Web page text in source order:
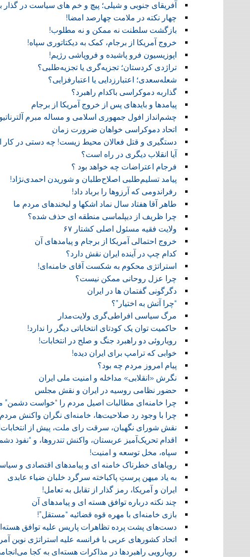
آفریقای جنوبی و شیلی؛ پیچ و خم های سیاست در گذار
چهار نکته در ملامت چهارصد امضا!
بازگشت سلطنت نه ممکن و نه مطلوب!
خروج آمریکا از برجام، کمک به دیکتاتوری سپاه!
اپوزیسیون فرو پاشیده و فروپاشی رژیم!
تراژدی کردستان؛ تجزیه‌گری یا تجزیه‌طلبی؟
شعله‌سعدی؛ اعتبارزدایی یا اعتبارفزایی؟
گذاربه دموکراسی باکدام راهبرد؟
پیامدها و بایدهای پس از خروج آمریکا از برجام
چشم‌انداز افول جمهوری اسلامی و مساله مبرم
اتحاد دموکراسی خواهان ضرورت زمان
دستگیری و قتل فعالان محیط زیست! چه دستی در
آیا انقلاب دیگری در راه است؟
فرجام اعتراضات چه خواهد بود ؟
پیامد تسلیم‌طلبی اصلاح‌طلبان و شوریدن احمدی‌نژاد!
رفراندومی که آرزوها را برباد داد!
طاهر آقا هفتاد سال نماد اشکها و لبخندهای مردم ما
چرا ظریف از دیپلماسی منطقه ای حذف شده؟
ولایت فقیه مسئول اصلی کشتار ۶۷
خروج احتمالی آمریکا از برجام و پیامدهای آن
کدام چپ در آینده ایران نقش دارد؟
استراتژی محکوم به شکست آقای خامنه‌ای!
چرا عزل روحانی ممکن نیست؟
دگرگونی گفتمان ها در ایران
“چرا آتش به اختیار”؟
مرگ سیاسی افراطی‌گری ولایت‌مدار
حاکمیت توان یک کودتای انتخاباتی دیگر را ندارد!
رویاروئی دو راهبرد جنگ و صلح در انتخابات!
خوابی که ترامپ برای ایران دیده!
پیام امروز مردم چه بود؟
نگرش «انقلابی» مداخله و امنیت ملی ایران
حضور نظامی روسیه در ایران و نقش مجلس
چرا خامنه‌ای مطالبات اصیل مردم را “خواست دشمن”
چرا با وجود رد صلاحیت‌ها، خامنه‌ای نگران واکنش
نقش شورای نگهبان، سرقت رای ملت، پیش از
اقدام تحریک‌آمیز عربستان، واکنش تندروها، و “نفوذ
سپاه، مخل توسعه و امنیت!
رویاهای خطرناک خامنه ای و پیامدهای اقتصادی و
به یاد میهن پرستِ پاکباخته سرگرد خلبان ضیاء عابدی
ایران و آمریکا، رمز گذار از تقابل به تعامل!
چند نکته درباره توافق هسته ای و پیامدهای آن
بازی خامنه‌ای با مهره قوه قضائيه “مستقل”!
دست‌های پشت پرده تظاهرات پاريس عليه توافق
اتحاد کشورهای عربی با فرانسه عليه استراتژی نوين
رويارويی راهبردها در مذاکرات هسته‌ای به کجا